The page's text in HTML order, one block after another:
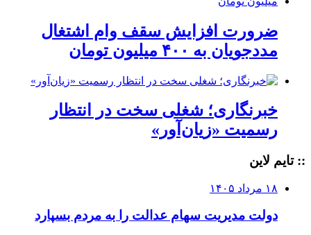
ضرورت افزایش سقف وام اشتغال
مددجویان به ۴۰۰ میلیون تومان
خبرنگاری؛ شغلی سخت در انتظار
رسمیت «زیان‌آور»
:: تایم لاین
۱۸ مرداد ۱۴۰۵
دولت مدیریت سهام عدالت را به مردم بسپارد